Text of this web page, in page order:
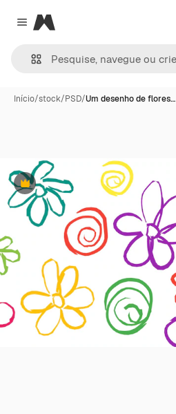
Close menu
Magnific
Início/stock/PSD/Um desenho de flores…
Premium